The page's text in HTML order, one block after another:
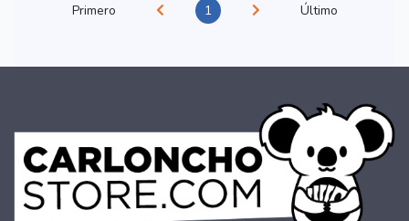
Primero 1 Último